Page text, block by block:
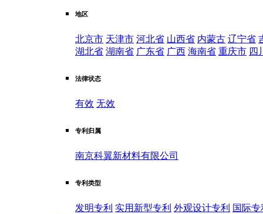
地区
北京市 天津市 河北省 山西省 内蒙古 辽宁省
湖北省 湖南省 广东省 广西 海南省 重庆市 四
法律状态
有效 无效
专利归属
南京科翼新材料有限公司
专利类型
发明专利 实用新型专利 外观设计专利 国际专